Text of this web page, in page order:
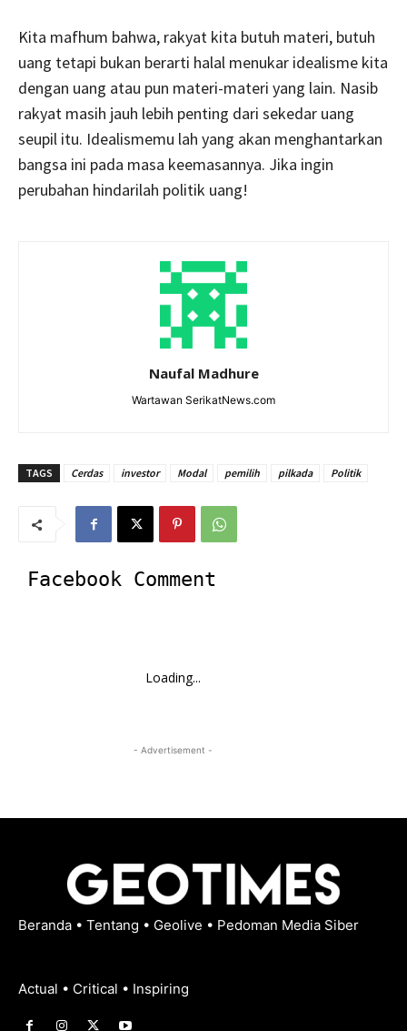
Kita mafhum bahwa, rakyat kita butuh materi, butuh
uang tetapi bukan berarti halal menukar idealisme kita
dengan uang atau pun materi-materi yang lain. Nasib
rakyat masih jauh lebih penting dari sekedar uang
seupil itu. Idealismemu lah yang akan menghantarkan
bangsa ini pada masa keemasannya. Jika ingin
perubahan hindarilah politik uang!
Naufal Madhure
Wartawan SerikatNews.com
TAGS Cerdas investor Modal pemilih pilkada Politik
Facebook Comment
Loading...
- Advertisement -
Beranda • Tentang • Geolive • Pedoman Media Siber
Actual • Critical • Inspiring